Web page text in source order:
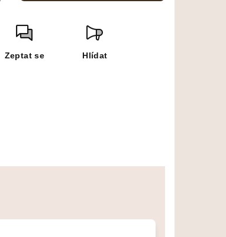
Zeptat se Hlídat